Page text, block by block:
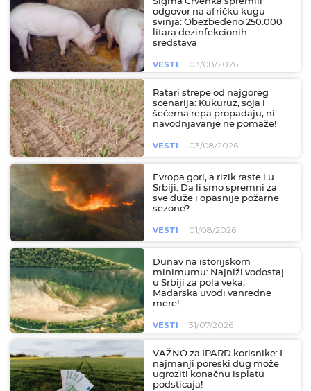
Sigma Crvenka spremili
odgovor na afričku kugu
svinja: Obezbeđeno 250.000
litara dezinfekcionih
sredstava
VESTI 03/08/2026
Ratari strepe od najgoreg
scenarija: Kukuruz, soja i
šećerna repa propadaju, ni
navodnjavanje ne pomaže!
VESTI 03/08/2026
Evropa gori, a rizik raste i u
Srbiji: Da li smo spremni za
sve duže i opasnije požarne
sezone?
VESTI 01/08/2026
Dunav na istorijskom
minimumu: Najniži vodostaj
u Srbiji za pola veka,
Mađarska uvodi vanredne
mere!
VESTI 31/07/2026
VAŽNO za IPARD korisnike: I
najmanji poreski dug može
ugroziti konačnu isplatu
podsticaja!